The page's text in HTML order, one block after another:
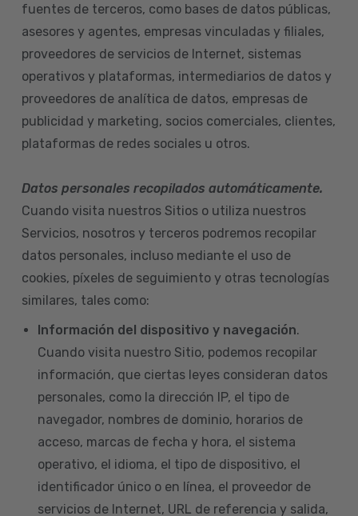
fuentes de terceros, como bases de datos públicas,
asesores y agentes, empresas vinculadas y filiales,
proveedores de servicios de Internet, sistemas
operativos y plataformas, intermediarios de datos y
proveedores de analítica de datos, empresas de
publicidad y marketing, socios comerciales, clientes,
plataformas de redes sociales u otros.
Datos personales recopilados automáticamente.
Cuando visita nuestros Sitios o utiliza nuestros
Servicios, nosotros y terceros podremos recopilar
datos personales, incluso mediante el uso de
cookies, píxeles de seguimiento y otras tecnologías
similares, tales como:
Información del dispositivo y navegación.
Cuando visita nuestro Sitio, podemos recopilar
información, que ciertas leyes consideran datos
personales, como la dirección IP, el tipo de
navegador, nombres de dominio, horarios de
acceso, marcas de fecha y hora, el sistema
operativo, el idioma, el tipo de dispositivo, el
identificador único o en línea, el proveedor de
servicios de Internet, URL de referencia y salida,